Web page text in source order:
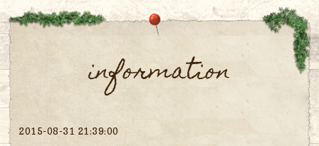
information
2015-08-31 21:39:00